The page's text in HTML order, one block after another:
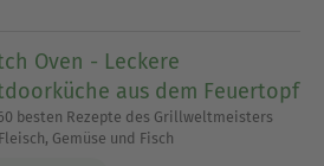
Oven - Leckere
aus dem Feuertopf
besten Rezepte des Grillweltmeisters
Gemüse und Fisch